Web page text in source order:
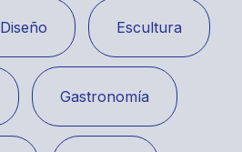
Diseño Escultura
Gastronomía